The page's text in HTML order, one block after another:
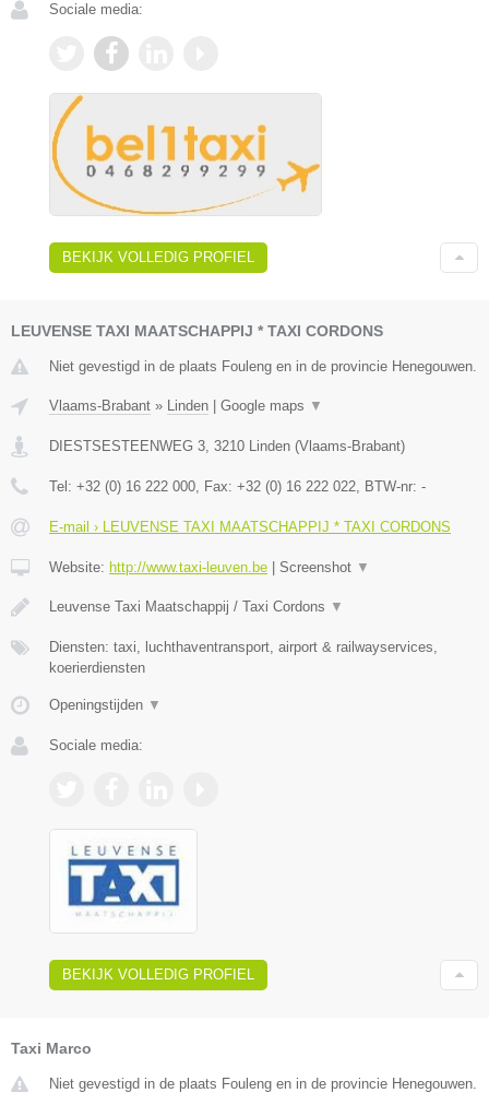
Sociale media:
BEKIJK VOLLEDIG PROFIEL
LEUVENSE TAXI MAATSCHAPPIJ * TAXI CORDONS
Niet gevestigd in de plaats Fouleng en in de provincie Henegouwen.
Vlaams-Brabant » Linden Google maps ▼
DIESTSESTEENWEG 3 3210 Linden (Vlaams-Brabant)
Tel: +32 (0) 16 222 000 , Fax: +32 (0) 16 222 022 , BTW-nr: -
E-mail › LEUVENSE TAXI MAATSCHAPPIJ * TAXI CORDONS
Website: http://www.taxi-leuven.be Screenshot ▼
Leuvense Taxi Maatschappij / Taxi Cordons ▼
Diensten: taxi, luchthaventransport, airport & railwayservices,
koerierdiensten
Openingstijden ▼
Sociale media:
BEKIJK VOLLEDIG PROFIEL
Taxi Marco
Niet gevestigd in de plaats Fouleng en in de provincie Henegouwen.